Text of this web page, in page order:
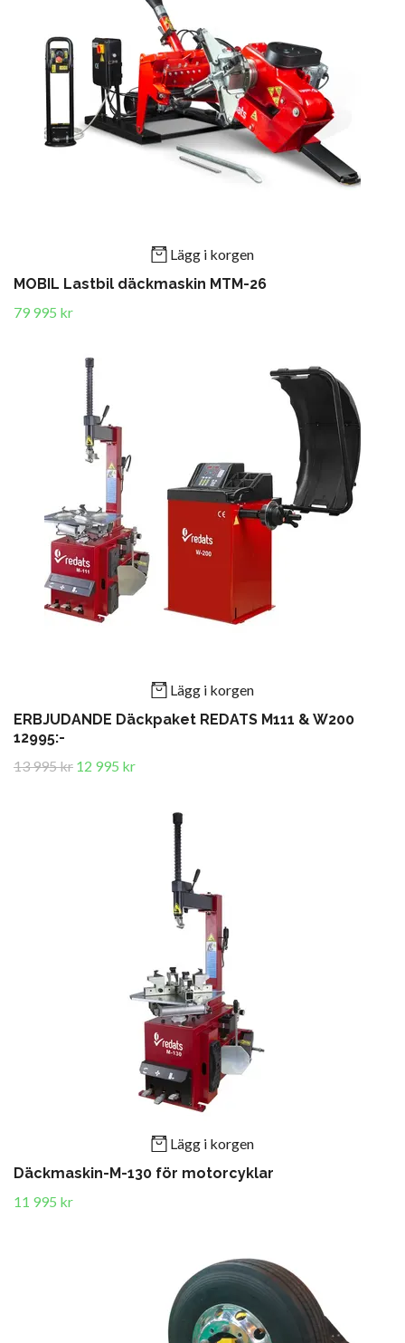
Lägg i korgen
MOBIL Lastbil däckmaskin MTM-26
79 995 kr
Lägg i korgen
ERBJUDANDE Däckpaket REDATS M111 & W200
12995:-
13 995 kr 12 995 kr
Lägg i korgen
Däckmaskin-M-130 för motorcyklar
11 995 kr